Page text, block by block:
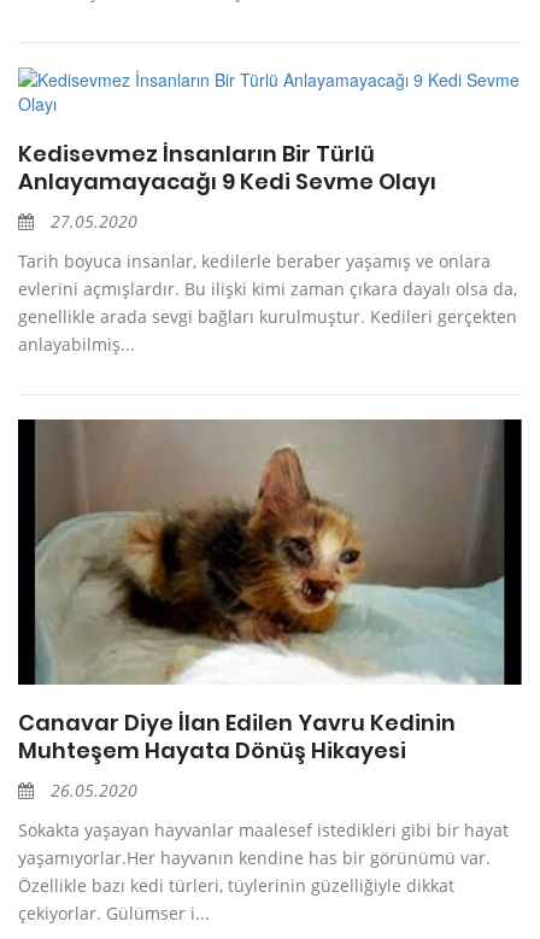
Kedisevmez İnsanların Bir Türlü
Anlayamayacağı 9 Kedi Sevme Olayı
27.05.2020
Tarih boyuca insanlar, kedilerle beraber yaşamış ve onlara
evlerini açmışlardır. Bu ilişki kimi zaman çıkara dayalı olsa da,
genellikle arada sevgi bağları kurulmuştur. Kedileri gerçekten
anlayabilmiş...
Canavar Diye İlan Edilen Yavru Kedinin
Muhteşem Hayata Dönüş Hikayesi
26.05.2020
Sokakta yaşayan hayvanlar maalesef istedikleri gibi bir hayat
yaşamıyorlar.Her hayvanın kendine has bir görünümü var.
Özellikle bazı kedi türleri, tüylerinin güzelliğiyle dikkat
çekiyorlar. Gülümser i...